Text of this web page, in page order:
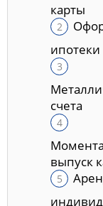
карты
ипотеки
счета
выпуск